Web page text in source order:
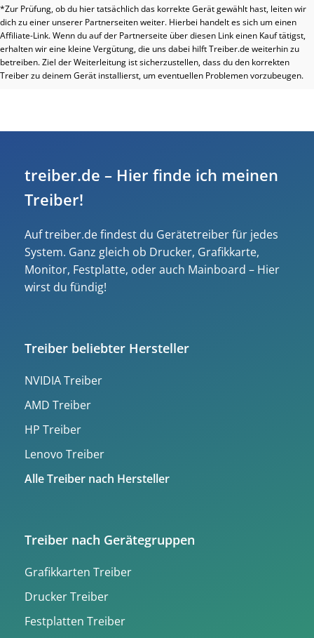
*Zur Prüfung, ob du hier tatsächlich das korrekte Gerät gewählt hast, leiten wir
dich zu einer unserer Partnerseiten weiter. Hierbei handelt es sich um einen
Affiliate-Link. Wenn du auf der Partnerseite über diesen Link einen Kauf tätigst,
erhalten wir eine kleine Vergütung, die uns dabei hilft Treiber.de weiterhin zu
betreiben. Ziel der Weiterleitung ist sicherzustellen, dass du den korrekten
Treiber zu deinem Gerät installierst, um eventuellen Problemen vorzubeugen.
treiber.de – Hier finde ich meinen
Treiber!
Auf treiber.de findest du Gerätetreiber für jedes
System. Ganz gleich ob Drucker, Grafikkarte,
Monitor, Festplatte, oder auch Mainboard – Hier
wirst du fündig!
Treiber beliebter Hersteller
NVIDIA Treiber
AMD Treiber
HP Treiber
Lenovo Treiber
Alle Treiber nach Hersteller
Treiber nach Gerätegruppen
Grafikkarten Treiber
Drucker Treiber
Festplatten Treiber